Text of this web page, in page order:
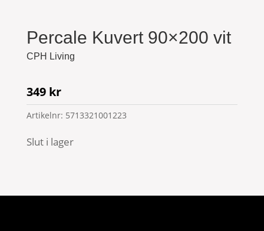
Percale Kuvert 90×200 vit
CPH Living
349 kr
Artikelnr: 5713321001223
Slut i lager